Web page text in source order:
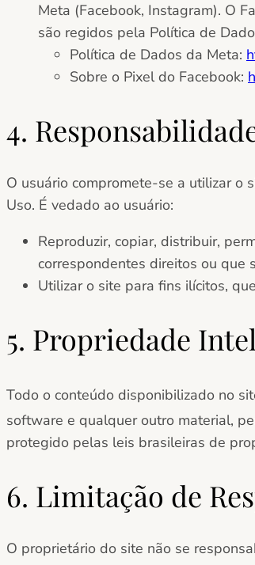
Meta (Facebook, Instagram). O
são regidos pela Política de
Política de Dados da Meta:
Sobre o Pixel do Facebook:
4.
O usuário compromete-se a utilizar o
Uso. É vedado ao usuário:
Reproduzir, copiar, distribuir,
correspondentes direitos ou que
Utilizar o site para fins ilícitos,
5. Propriedade
Todo o conteúdo disponibilizado no
software e qualquer outro material,
protegido pelas leis brasileiras de
6. Limitação de
O proprietário do site não se